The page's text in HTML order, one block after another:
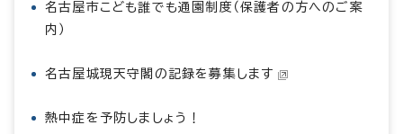
名古屋市こども誰でも通園制度（保護者の方へのご案
内）
名古屋城現天守閣の記録を募集します
熱中症を予防しましょう！